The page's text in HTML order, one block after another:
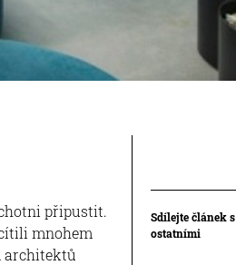
připustit.
mnohem
architektů
Sdílejte článek s
ostatními